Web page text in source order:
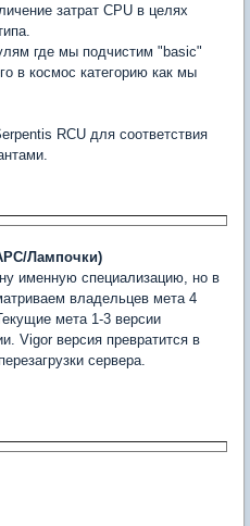
затрат CPU в целях
где мы подчистим "basic"
в космос категорию как мы
RCU для соответствия
Лампочки)
именную специализацию, но в
владельцев мета 4
мета 1-3 версии
Vigor версия превратится в
сервера.